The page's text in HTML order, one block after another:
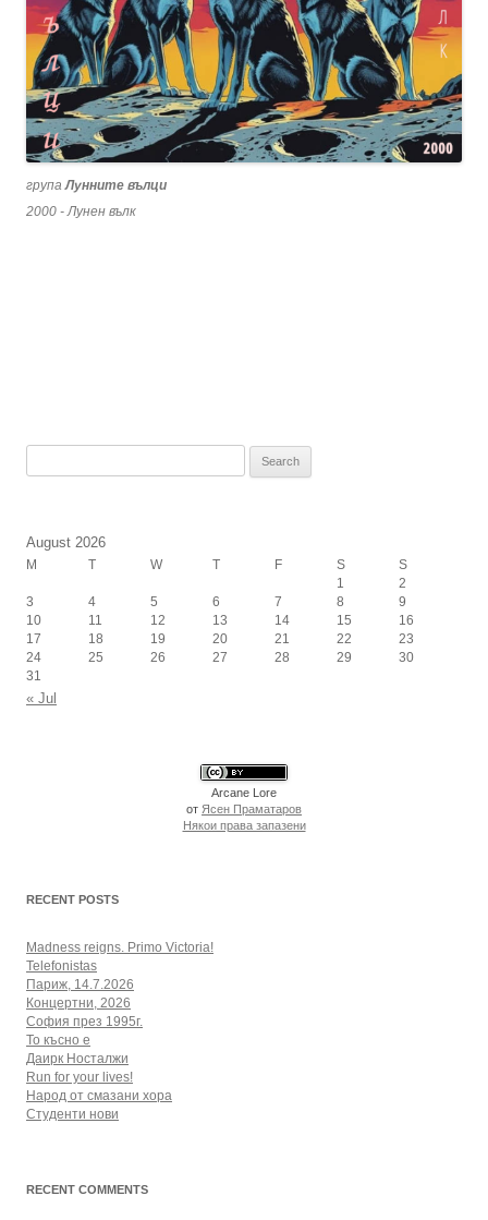
групаЛунните вълци
2000 - Лунен вълк
August 2026
M T W T F S
S
1
2
3
4 5 6 7 8
9
10
11 12 13 14 15
16
17
18 19 20 21 22
23
24
25 26 27 28 29
30
31
« Jul
Arcane Lore
от Ясен Праматаров
Някои права запазени
RECENT POSTS
Madness reigns. Primo Victoria!
Telefonistas
Париж, 14.7.2026
Концертни, 2026
София през 1995г.
То късно е
Даирк Носталжи
Run for your lives!
Народ от смазани хора
Студенти нови
RECENT COMMENTS